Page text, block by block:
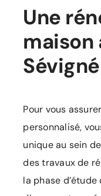
Une
maison
Pour vous
personnalisé,
unique au sein
des travaux de
la phase